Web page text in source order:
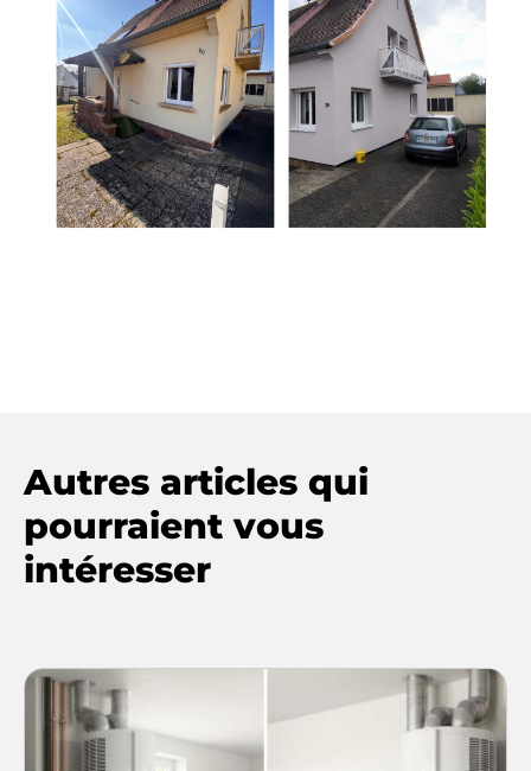
Autres articles qui
pourraient vous
intéresser